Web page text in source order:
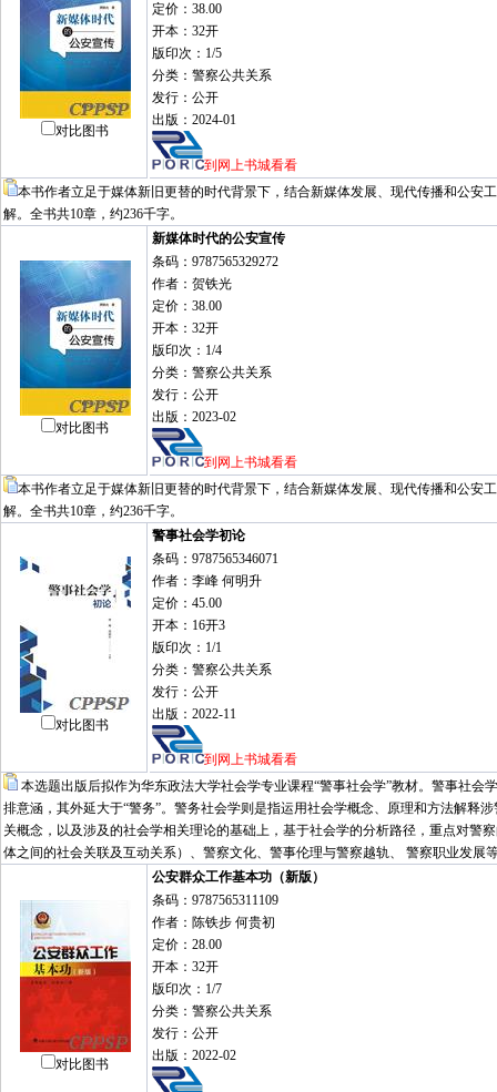
对比图书
定价：38.00
开本：32开
版印次：1/5
分类：警察公共关系
发行：公开
出版：2024-01
到网上书城看看
本书作者立足于媒体新旧更替的时代背景下，结合新媒体发展、现代传播和公
解。全书共10章，约236千字。
对比图书
新媒体时代的公安宣传
条码：9787565329272
作者：贺铁光
定价：38.00
开本：32开
版印次：1/4
分类：警察公共关系
发行：公开
出版：2023-02
到网上书城看看
本书作者立足于媒体新旧更替的时代背景下，结合新媒体发展、现代传播和公
解。全书共10章，约236千字。
对比图书
警事社会学初论
条码：9787565346071
作者：李峰 何明升
定价：45.00
开本：16开3
版印次：1/1
分类：警察公共关系
发行：公开
出版：2022-11
到网上书城看看
本选题出版后拟作为华东政法大学社会学专业课程“警事社会学”教材。警事社会
排意涵，其外延大于“警务”。警务社会学则是指运用社会学概念、原理和方法解释
关概念，以及涉及的社会学相关理论的基础上，基于社会学的分析路径，重点对
体之间的社会关联及互动关系）、警察文化、警事伦理与警察越轨、 警察职业发展
对比图书
公安群众工作基本功（新版）
条码：9787565311109
作者：陈铁步 何贵初
定价：28.00
开本：32开
版印次：1/7
分类：警察公共关系
发行：公开
出版：2022-02